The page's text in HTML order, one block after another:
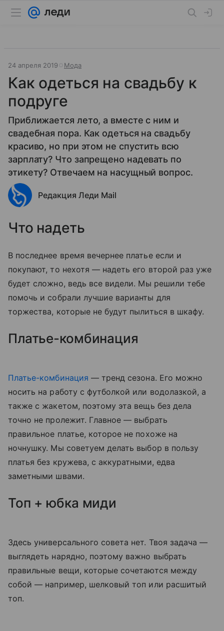
24 апреля 2019 Мода
Как одеться на свадьбу к
подруге
Приближается лето, а вместе с ним и
свадебная пора. Как одеться на свадьбу
красиво, но при этом не спустить всю
зарплату? Что запрещено надевать по
этикету? Отвечаем на насущный вопрос.
Редакция Леди Mail
Что надеть
В последнее время вечернее платье если и
покупают, то нехотя — надеть его второй раз уже
будет сложно, ведь все видели. Мы решили тебе
помочь и собрали лучшие варианты для
торжества, которые не будут пылиться в шкафу.
Платье-комбинация
Платье-комбинация — тренд сезона. Его можно
носить на работу с футболкой или водолазкой, а
также с жакетом, поэтому эта вещь без дела
точно не пролежит. Главное — выбрать
правильное платье, которое не похоже на
ночнушку. Мы советуем делать выбор в пользу
платья без кружева, с аккуратными, едва
заметными швами.
Топ + юбка миди
Здесь универсального совета нет. Твоя задача —
выглядеть нарядно, поэтому важно выбрать
правильные вещи, которые сочетаются между
собой — например, шелковый топ или расшитый
топ.